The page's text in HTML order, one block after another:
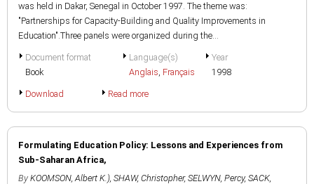
was held in Dakar, Senegal in October 1997. The theme was:
"Partnerships for Capacity-Building and Quality Improvements in
Education".Three panels were organized during the...
Document format
Book
Language(s)
Anglais, Français
Year
1998
Download Read more
Formulating Education Policy: Lessons and Experiences from
Sub-Saharan Africa,
By KOOMSON, Albert K.), SHAW, Christopher, SELWYN, Percy, SACK,